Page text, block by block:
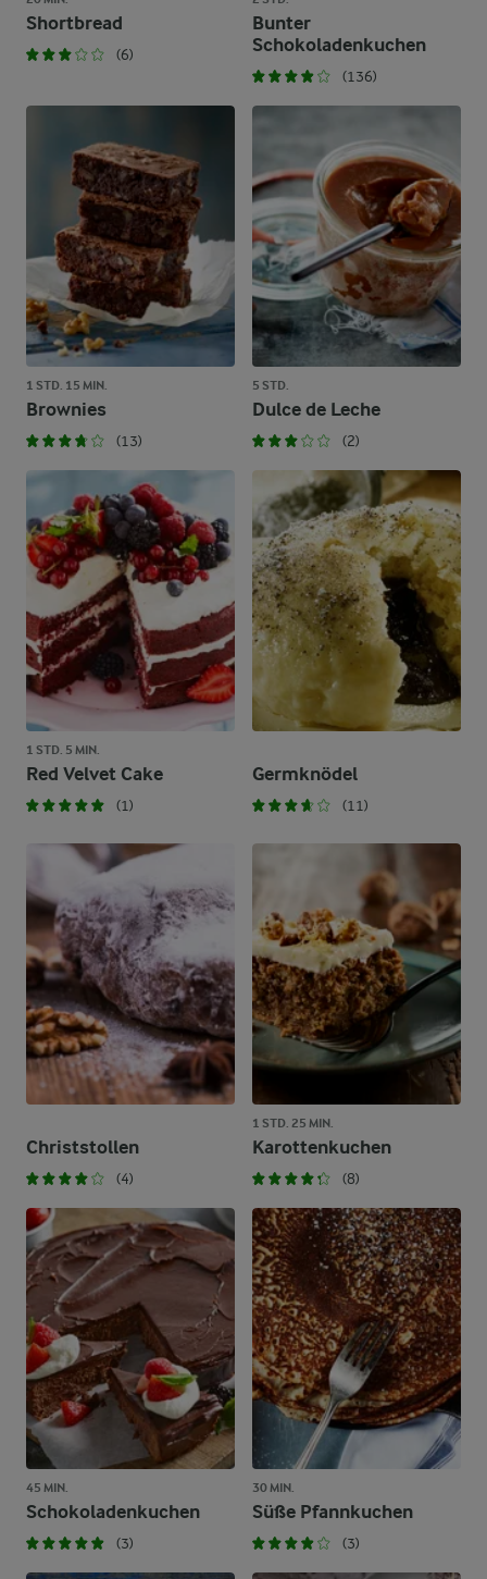
Shortbread
(6)
Bunter
Schokoladenkuchen
(136)
1 STD. 15 MIN.
Brownies
(13)
5 STD.
Dulce de Leche
(2)
1 STD. 5 MIN.
Red Velvet Cake
(1)
Germknödel
(11)
Christstollen
(4)
1 STD. 25 MIN.
Karottenkuchen
(8)
45 MIN.
Schokoladenkuchen
(3)
30 MIN.
Süße Pfannkuchen
(3)